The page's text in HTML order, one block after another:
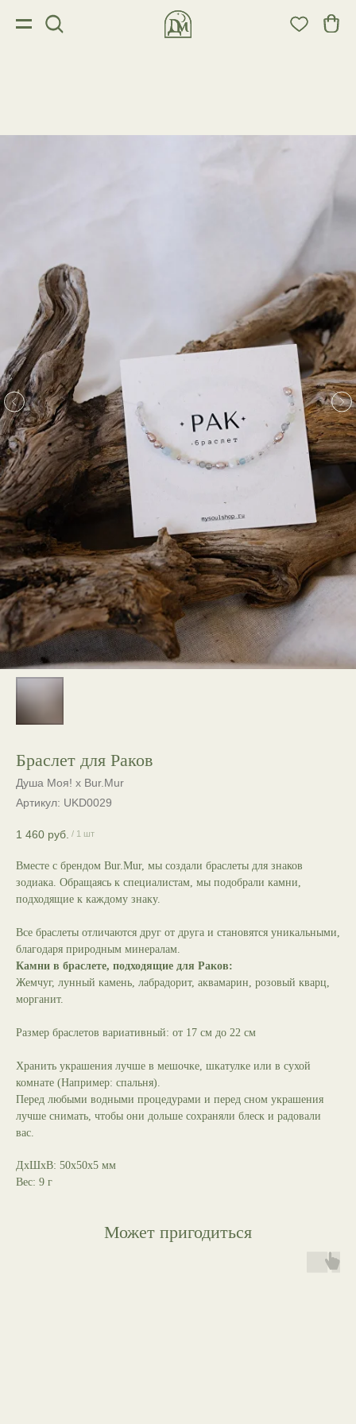
Браслет для Раков
Душа Моя! х Bur.Mur
Артикул: UKD0029
1 460 руб. / 1 шт
Вместе с брендом Bur.Mur, мы создали браслеты для знаков
зодиака. Обращаясь к специалистам, мы подобрали камни,
подходящие к каждому знаку.
Все браслеты отличаются друг от друга и становятся уникальными,
благодаря природным минералам.
Камни в браслете, подходящие для Раков:
Жемчуг, лунный камень, лабрадорит, аквамарин, розовый кварц,
морганит.
Размер браслетов вариативный: от 17 см до 22 см
Хранить украшения лучше в мешочке, шкатулке или в сухой
комнате (Например: спальня).
Перед любыми водными процедурами и перед сном украшения
лучше снимать, чтобы они дольше сохраняли блеск и радовали
вас.
ДxШxВ: 50x50x5 мм
Вес: 9 г
Может пригодиться